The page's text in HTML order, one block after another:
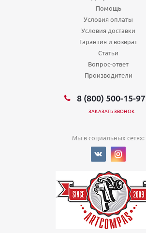
Помощь
Условия оплаты
Условия доставки
Гарантия и возврат
Статьи
Вопрос-ответ
Производители
8 (800) 500-15-97
ЗАКАЗАТЬ ЗВОНОК
Мы в социальных сетях: